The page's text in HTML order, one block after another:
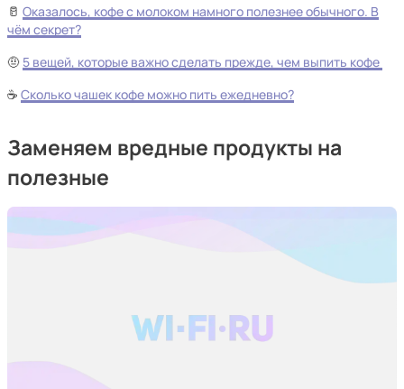
🥛 Оказалось, кофе с молоком намного полезнее обычного. В
чём секрет?
🤨 5 вещей, которые важно сделать прежде, чем выпить кофе
☕ Сколько чашек кофе можно пить ежедневно?
Заменяем вредные продукты на
полезные